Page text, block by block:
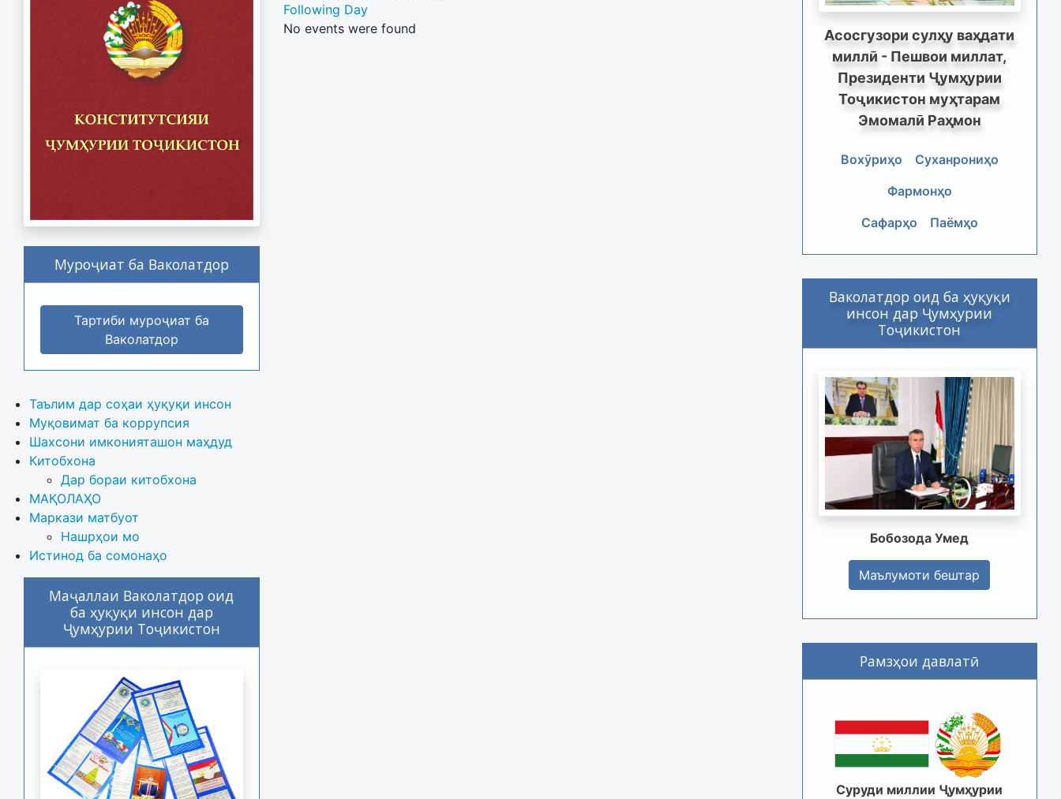
Муроҷиат ба Ваколатдор
Тартиби муроҷиат ба
Ваколатдор
Таълим дар соҳаи ҳуқуқи инсон
Муқовимат ба коррупсия
Шахсони имконияташон маҳдуд
Китобхона
Дар бораи китобхона
МАҚОЛАҲО
Маркази матбуот
Нашрҳои мо
Истинод ба сомонаҳо
Маҷаллаи Ваколатдор оид
ба ҳуқуқи инсон дар
Ҷумҳурии Тоҷикистон
Following Day
No events were found
Асосгузори сулҳу ваҳдати
миллӣ - Пешвои миллат,
Президенти Ҷумҳурии
Тоҷикистон муҳтарам
Эмомалӣ Раҳмон
Вохӯриҳо
Суханрониҳо
Фармонҳо
Сафарҳо
Паёмҳо
Ваколатдор оид ба ҳуқуқи
инсон дар Ҷумҳурии
Тоҷикистон
Бобозода Умед
Маълумоти бештар
Рамзҳои давлатӣ
Суруди миллии Ҷумҳурии